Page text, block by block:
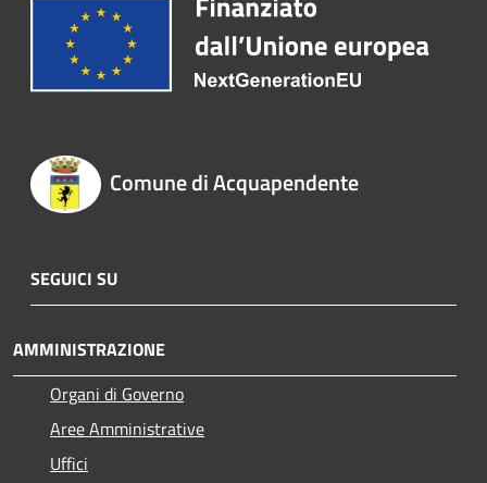
Comune di Acquapendente
SEGUICI SU
AMMINISTRAZIONE
Organi di Governo
Aree Amministrative
Uffici